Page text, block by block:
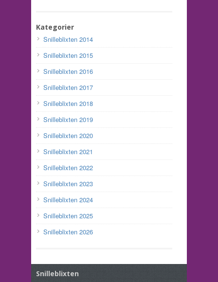
Kategorier
Snilleblixten 2014
Snilleblixten 2015
Snilleblixten 2016
Snilleblixten 2017
Snilleblixten 2018
Snilleblixten 2019
Snilleblixten 2020
Snilleblixten 2021
Snilleblixten 2022
Snilleblixten 2023
Snilleblixten 2024
Snilleblixten 2025
Snilleblixten 2026
Snilleblixten